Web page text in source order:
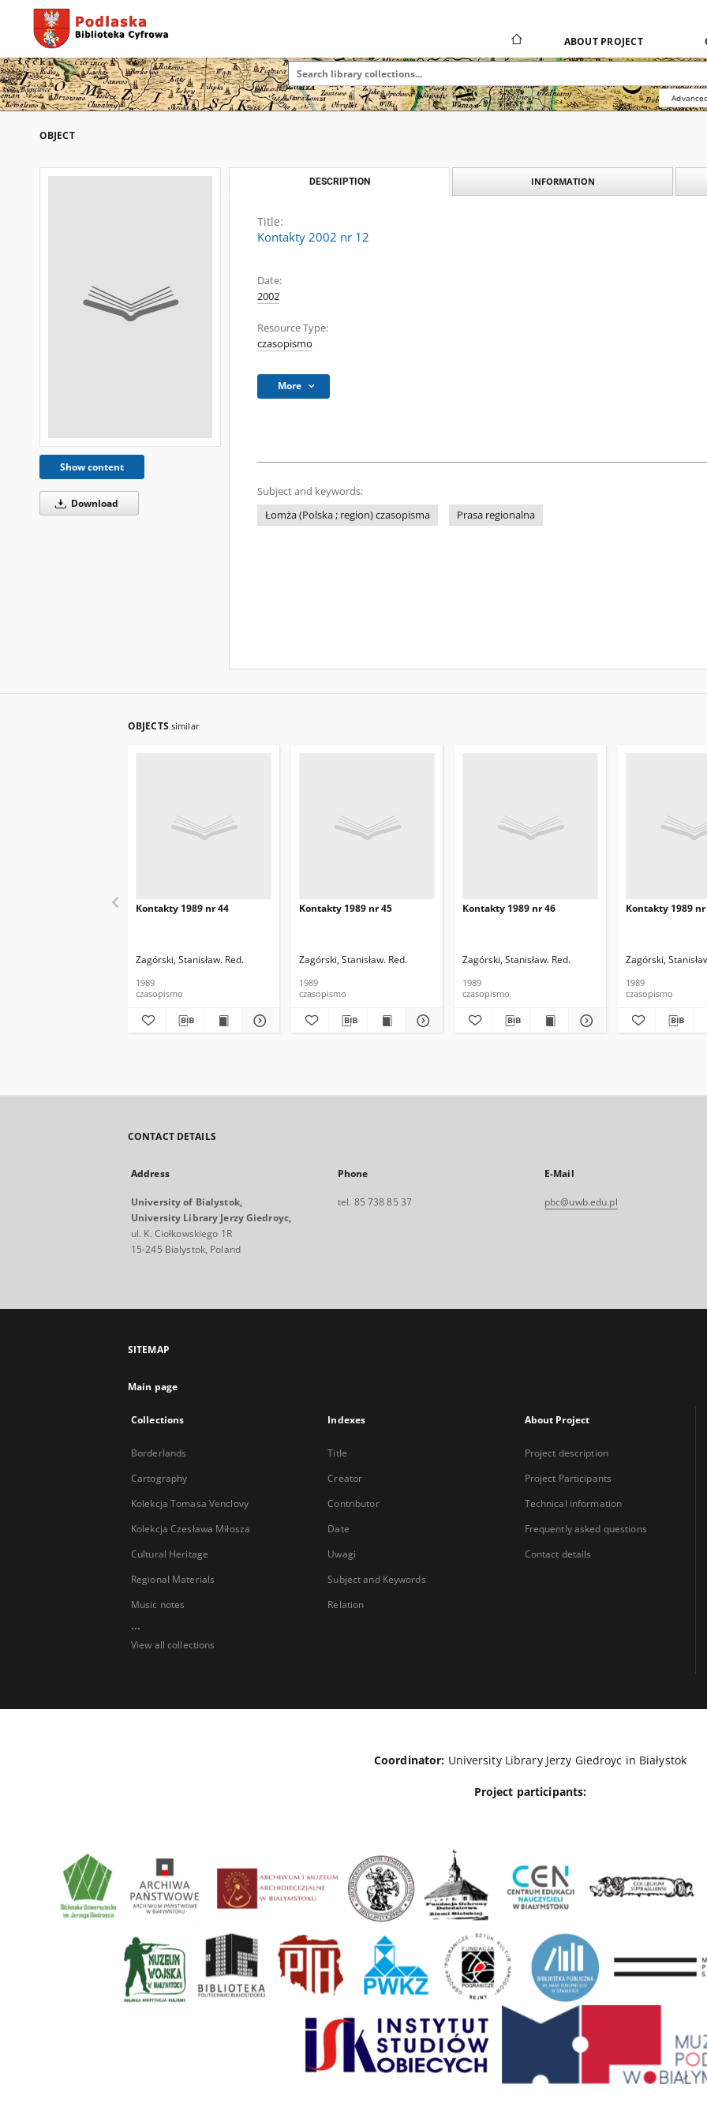
ABOUT PROJECT
OBJECT
Show content
Download
DESCRIPTION INFORMATION
Title:
Kontakty 2002 nr 12
Date:
2002
Resource Type:
czasopismo
More
Subject and keywords:
Łomża (Polska ; region) czasopisma
Prasa regionalna
OBJECTS similar
Kontakty 1989 nr 44
Zagórski, Stanisław. Red.
1989
czasopismo
Kontakty 1989 nr 45
Zagórski, Stanisław. Red.
1989
czasopismo
Kontakty 1989 nr 46
Zagórski, Stanisław. Red.
1989
czasopismo
Kontakty 1989 nr
Zagórski,
1989
czasopismo
CONTACT DETAILS
Address
University of Bialystok,
University Library Jerzy Giedroyc,
ul. K. Ciołkowskiego 1R
15-245 Bialystok, Poland
Phone
tel. 85 738 85 37
E-Mail
pbc@uwb.edu.pl
SITEMAP
Main page
Collections
Borderlands
Cartography
Kolekcja Tomasa Venclovy
Kolekcja Czesława Miłosza
Cultural Heritage
Regional Materials
Music notes
...
View all collections
Indexes
Title
Creator
Contributor
Date
Uwagi
Subject and Keywords
Relation
About Project
Project description
Project Participants
Technical information
Frequently asked questions
Contact details
Coordinator: University Library Jerzy Giedroyc in Białystok
Project participants: